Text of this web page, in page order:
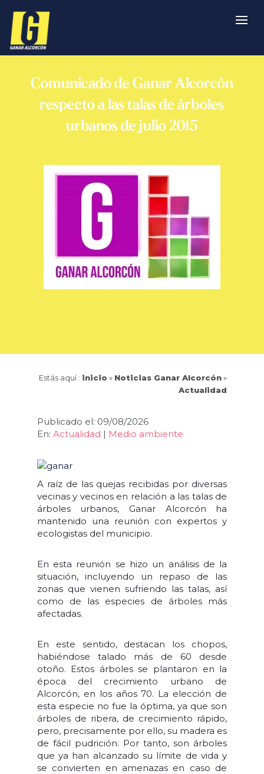
Comunicado de Ganar Alcorcón
respecto a las talas de árboles
urbanos de julio 2015
Estás aquí : inicio » Noticias Ganar Alcorcón»
Actualidad
Publicado el: 09/08/2026
En: Actualidad | Medio ambiente
A raíz de las quejas recibidas por diversas
vecinas y vecinos en relación a las talas de
árboles urbanos, Ganar Alcorcón ha
mantenido una reunión con expertos y
ecologistas del municipio.
En esta reunión se hizo un análisis de la
situación, incluyendo un repaso de las
zonas que vienen sufriendo las talas, así
como de las especies de árboles más
afectadas.
En este sentido, destacan los chopos,
habiéndose talado más de 60 desde
otoño. Estos árboles se plantaron en la
época del crecimiento urbano de
Alcorcón, en los años 70. La elección de
esta especie no fue la óptima, ya que son
árboles de ribera, de crecimiento rápido,
pero, precisamente por ello, su madera es
de fácil pudrición. Por tanto, son árboles
que ya han alcanzado su límite de vida y
se convierten en amenazas en caso de